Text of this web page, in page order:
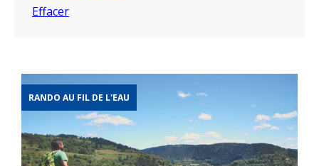
Effacer
RANDO AU FIL DE L'EAU